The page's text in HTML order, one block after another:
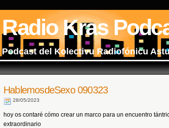
Radio Kras
Podcast del Kolectivu Radiofónicu
HablemosdeSexo 090323
28/05/2023
hoy os contaré cómo crear un marco para un encuentro
extraordinario